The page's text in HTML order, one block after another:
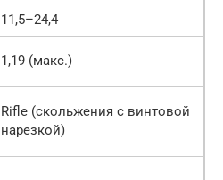
11,5–24,4
1,19 (макс.)
Rifle (скольжения с винтовой
нарезкой)